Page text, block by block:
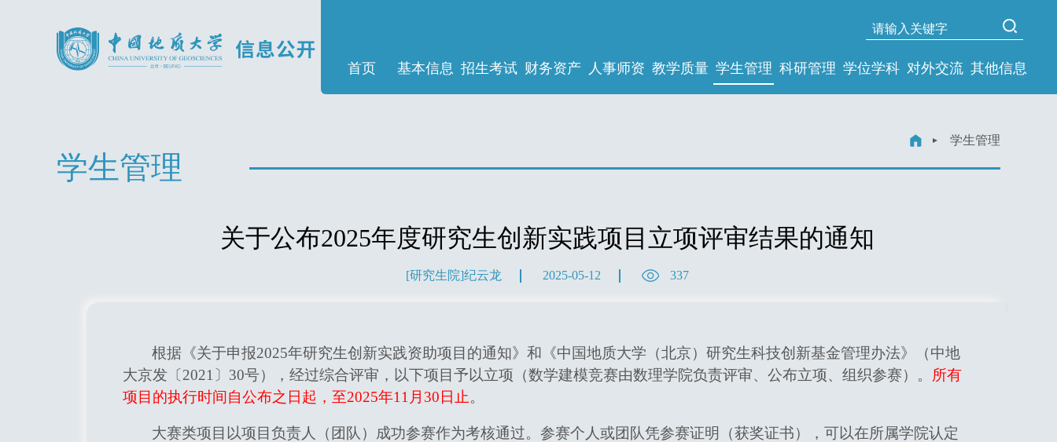
首页 基本信息 招生考试 财务资产 人事师资 教学质量 学生管理 科研管理 学位学科 对外交流 其他信息
学生管理
学生管理
关于公布2025年度研究生创新实践项目立项评审结果的通知
[研究生院]纪云龙 2025-05-12 337
根据《关于申报2025年研究生创新实践资助项目的通知》和《中国地质大学（北京）研究生科技创新基金管理办法》（中地
大京发〔2021〕30号），经过综合评审，以下项目予以立项（数学建模竞赛由数理学院负责评审、公布立项、组织参赛）。 所有
项目的执行时间自公布之日起，至2025年11月30日止。
大赛类项目以项目负责人（团队）成功参赛作为考核通过。参赛个人或团队凭参赛证明（获奖证书），可以在所属学院认定